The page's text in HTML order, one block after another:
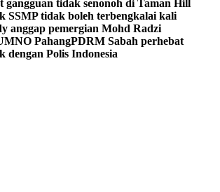
gangguan tidak senonoh di Taman Hill
SSMP tidak boleh terbengkalai kali
anggap pemergian Mohd Radzi
PahangPDRM Sabah perhebat
dengan Polis Indonesia